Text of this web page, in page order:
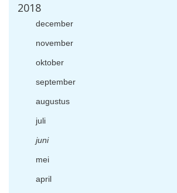
2018
december
november
oktober
september
augustus
juli
juni
mei
april